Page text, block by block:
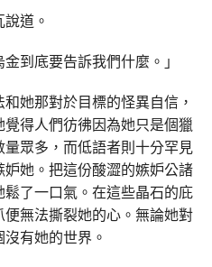
道。
到底要告訴我們什麼。」
她那對於目標的怪異自信，
得人們彷彿因為她只是個獵
眾多，而低語者則十分罕見
她。把這份酸澀的嫉妒公諸
了一口氣。在這些晶石的庇
無法撕裂她的心。無論她對
有她的世界。